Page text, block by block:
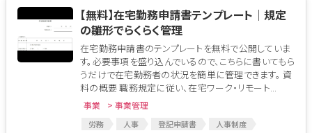
【無料】在宅勤務申請書テンプレート│規定
の雛形でらくらく管理
在宅勤務申請書のテンプレートを無料で公開していま
す。必要事項を盛り込んでいるので、こちらに書いてもら
うだけで在宅勤務者の状況を簡単に管理できます。 資
料の概要 職務規定に従い、在宅ワーク・リモート...
事業 > 事業管理
労務 人事 登記申請書
人事制度